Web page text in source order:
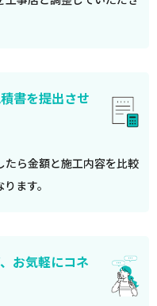
書を提出させ
ら金額と施工内容を比較
ます。
お気軽にコネ